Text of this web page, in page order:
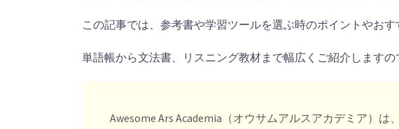
この記事では、参考書や学習ツールを選ぶ時のポイントやお
単語帳から文法書、リスニング教材まで幅広くご紹介しますの
Awesome Ars Academia（オウサムアルスアカデミア）